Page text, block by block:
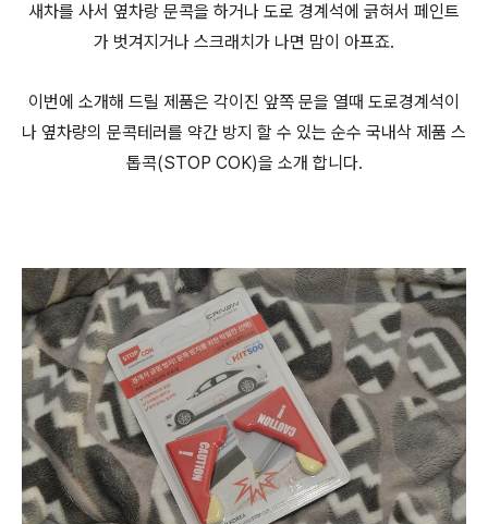
새차를 사서 옆차랑 문콕을 하거나 도로 경계석에 긁혀서 페인트
가 벗겨지거나 스크래치가 나면 맘이 아프죠.
이번에 소개해 드릴 제품은 각이진 앞쪽 문을 열때 도로경계석이
나 옆차량의 문콕테러를 약간 방지 할 수 있는 순수 국내삭 제품 스
톱콕(STOP COK)을 소개 합니다.